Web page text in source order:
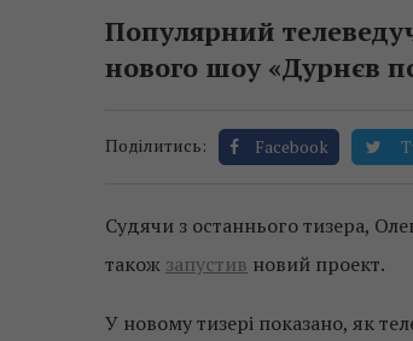
Популярний
нового шоу «Дурнєв
Поділитись: Facebook
Судячи з останнього тизера,
також запустив новий проект.
У новому тизері показано, як